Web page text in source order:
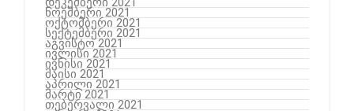
ნოემბერი 2021
ოქტომბერი 2021
სექტემბერი 2021
აგვისტო 2021
ივლისი 2021
ივნისი 2021
მაისი 2021
აპრილი 2021
მარტი 2021
თებერვალი 2021